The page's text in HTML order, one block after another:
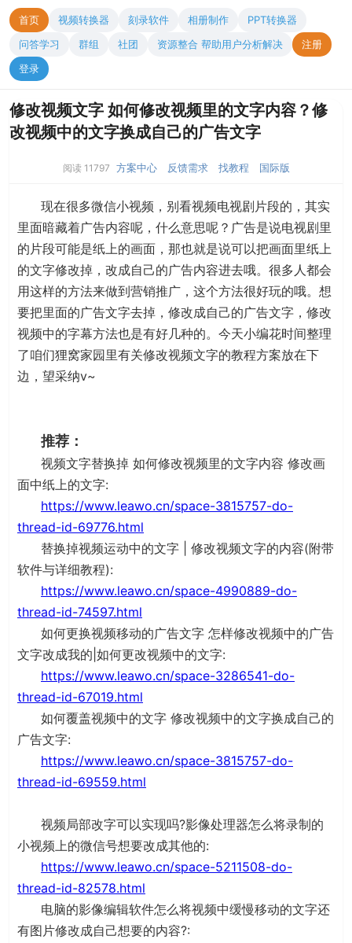
首页 视频转换器 刻录软件 相册制作
PPT转换器
问答学习
群组 社团 资源整合 帮助用户分析解决
注册
登录
修改视频文字 如何修改视频里的文字内容？修
改视频中的文字换成自己的广告文字
阅读 11797 方案中心 反馈需求 找教程 国际版
现在很多微信小视频，别看视频电视剧片段的，其实
里面暗藏着广告内容呢，什么意思呢？广告是说电视剧里
的片段可能是纸上的画面，那也就是说可以把画面里纸上
的文字修改掉，改成自己的广告内容进去哦。很多人都会
用这样的方法来做到营销推广，这个方法很好玩的哦。想
要把里面的广告文字去掉，修改成自己的广告文字，修改
视频中的字幕方法也是有好几种的。今天小编花时间整理
了咱们狸窝家园里有关修改视频文字的教程方案放在下
边，望采纳v~
推荐：
视频文字替换掉 如何修改视频里的文字内容 修改画
面中纸上的文字:
https://www.leawo.cn/space-3815757-do-
thread-id-69776.html
替换掉视频运动中的文字 | 修改视频文字的内容(附带
软件与详细教程):
https://www.leawo.cn/space-4990889-do-
thread-id-74597.html
如何更换视频移动的广告文字 怎样修改视频中的广告
文字改成我的|如何更改视频中的文字:
https://www.leawo.cn/space-3286541-do-
thread-id-67019.html
如何覆盖视频中的文字 修改视频中的文字换成自己的
广告文字:
https://www.leawo.cn/space-3815757-do-
thread-id-69559.html
视频局部改字可以实现吗?影像处理器怎么将录制的
小视频上的微信号想要改成其他的:
https://www.leawo.cn/space-5211508-do-
thread-id-82578.html
电脑的影像编辑软件怎么将视频中缓慢移动的文字还
有图片修改成自己想要的内容?: